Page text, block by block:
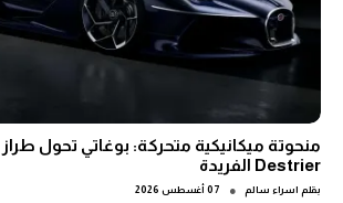
منحوتة ميكانيكية متحركة: بوغاتي تحول طراز
Destrier الفريدة
بقلم اسراء سالم ● 07 أغسطس 2026